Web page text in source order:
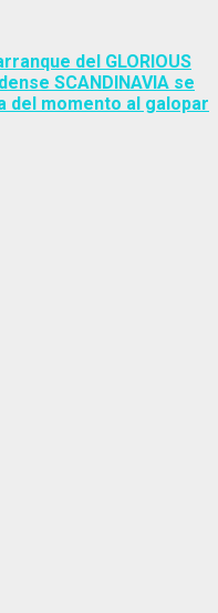
del GLORIOUS
SCANDINAVIA se
del momento al galopar